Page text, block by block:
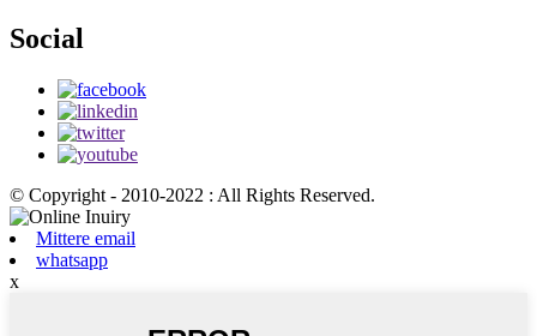
Social
© Copyright - 2010-2022 : All Rights Reserved.
Mittere email
whatsapp
x